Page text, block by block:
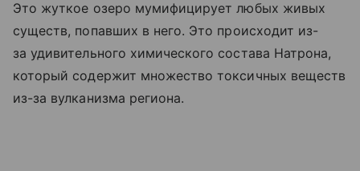
Это жуткое озеро мумифицирует любых живых
существ, попавших в него. Это происходит из-
за удивительного химического состава Натрона,
который содержит множество токсичных веществ
из-за вулканизма региона.